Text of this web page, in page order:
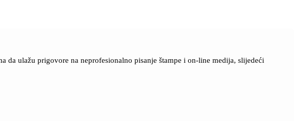
da ulažu prigovore na neprofesionalno pisanje štampe i on-line medija, slijedeći